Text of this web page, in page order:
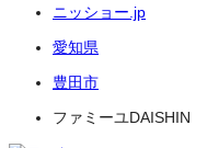
ニッショー.jp
愛知県
豊田市
ファミーユDAISHIN